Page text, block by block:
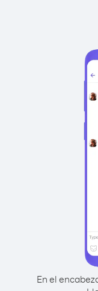
En el